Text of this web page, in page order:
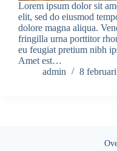
Lorem ipsum dolor sit
elit, sed do eiusmod
dolore magna aliqua.
fringilla urna porttitor
eu feugiat pretium nibh
Amet est…
admin
8